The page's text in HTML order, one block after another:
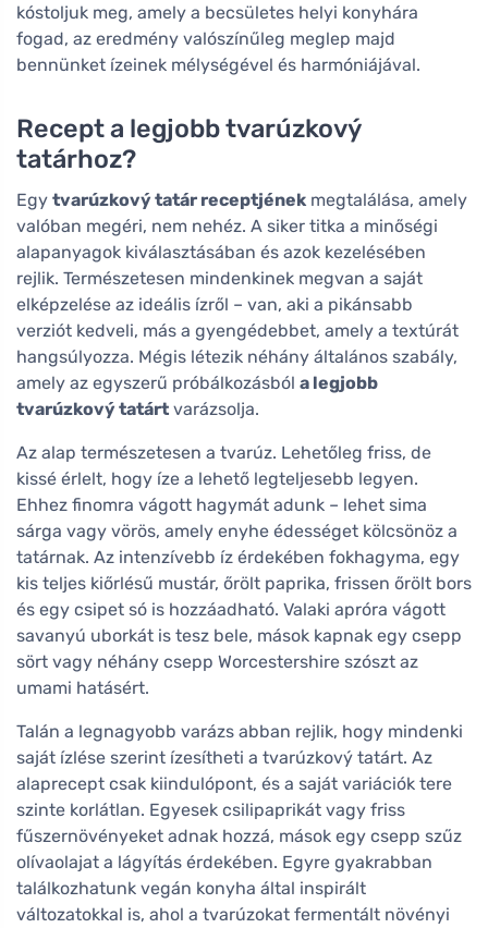
kóstoljuk meg, amely a becsületes helyi konyhára
fogad, az eredmény valószínűleg meglep majd
bennünket ízeinek mélységével és harmóniájával.
Recept a legjobb tvarúzkový
tatárhoz?
Egy tvarúzkový tatár receptjének megtalálása, amely
valóban megéri, nem nehéz. A siker titka a minőségi
alapanyagok kiválasztásában és azok kezelésében
rejlik. Természetesen mindenkinek megvan a saját
elképzelése az ideális ízről – van, aki a pikánsabb
verziót kedveli, más a gyengédebbet, amely a textúrát
hangsúlyozza. Mégis létezik néhány általános szabály,
amely az egyszerű próbálkozásból a legjobb
tvarúzkový tatárt varázsolja.
Az alap természetesen a tvarúz. Lehetőleg friss, de
kissé érlelt, hogy íze a lehető legteljesebb legyen.
Ehhez finomra vágott hagymát adunk – lehet sima
sárga vagy vörös, amely enyhe édességet kölcsönöz a
tatárnak. Az intenzívebb íz érdekében fokhagyma, egy
kis teljes kiőrlésű mustár, őrölt paprika, frissen őrölt bors
és egy csipet só is hozzáadható. Valaki apróra vágott
savanyú uborkát is tesz bele, mások kapnak egy csepp
sört vagy néhány csepp Worcestershire szószt az
umami hatásért.
Talán a legnagyobb varázs abban rejlik, hogy mindenki
saját ízlése szerint ízesítheti a tvarúzkový tatárt. Az
alaprecept csak kiindulópont, és a saját variációk tere
szinte korlátlan. Egyesek csilipaprikát vagy friss
fűszernövényeket adnak hozzá, mások egy csepp szűz
olívaolajat a lágyítás érdekében. Egyre gyakrabban
találkozhatunk vegán konyha által inspirált
változatokkal is, ahol a tvarúzokat fermentált növényi